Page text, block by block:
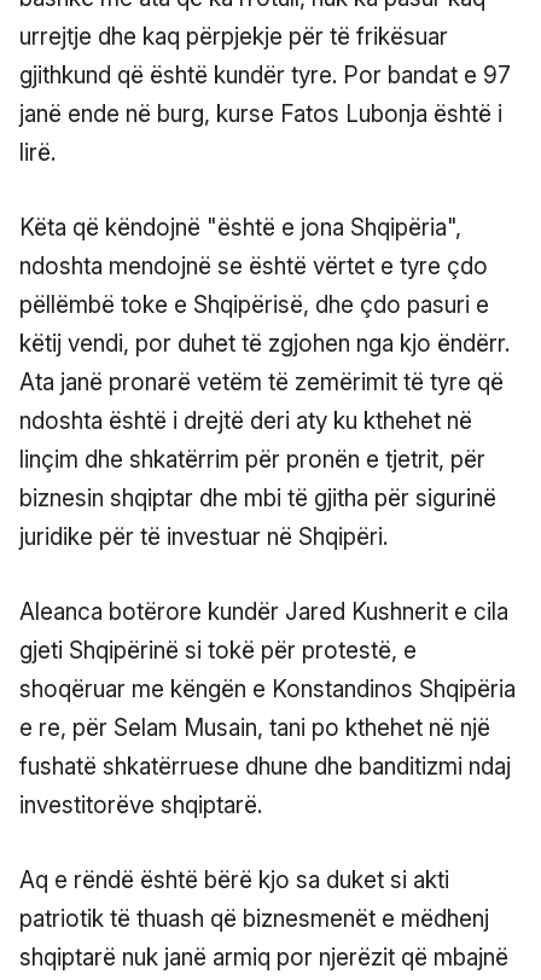
urrejtje dhe kaq përpjekje për të frikësuar
gjithkund që është kundër tyre. Por bandat e 97
janë ende në burg, kurse Fatos Lubonja është i
lirë.
Këta që këndojnë "është e jona Shqipëria",
ndoshta mendojnë se është vërtet e tyre çdo
pëllëmbë toke e Shqipërisë, dhe çdo pasuri e
këtij vendi, por duhet të zgjohen nga kjo ëndërr.
Ata janë pronarë vetëm të zemërimit të tyre që
ndoshta është i drejtë deri aty ku kthehet në
linçim dhe shkatërrim për pronën e tjetrit, për
biznesin shqiptar dhe mbi të gjitha për sigurinë
juridike për të investuar në Shqipëri.
Aleanca botërore kundër Jared Kushnerit e cila
gjeti Shqipërinë si tokë për protestë, e
shoqëruar me këngën e Konstandinos Shqipëria
e re, për Selam Musain, tani po kthehet në një
fushatë shkatërruese dhune dhe banditizmi ndaj
investitorëve shqiptarë.
Aq e rëndë është bërë kjo sa duket si akti
patriotik të thuash që biznesmenët e mëdhenj
shqiptarë nuk janë armiq por njerëzit që mbajnë